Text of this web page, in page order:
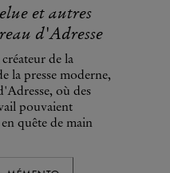
et autres
d'Adresse
de la
la presse moderne,
où des
pouvaient
quête de main